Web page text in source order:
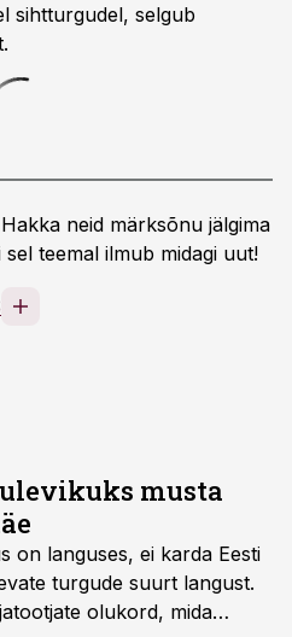
sihtturgudel, selgub
Hakka neid märksõnu jälgima
teemal ilmub midagi uut!
musta
on languses, ei karda Eesti
turgude suurt langust.
olukord, mida